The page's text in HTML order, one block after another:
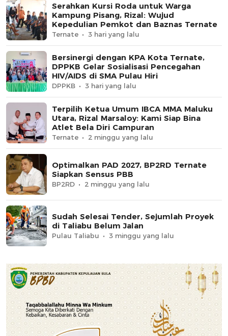
Serahkan Kursi Roda untuk Warga
Kampung Pisang, Rizal: Wujud
Kepedulian Pemkot dan Baznas Ternate
Ternate 3 hari yang lalu
Bersinergi dengan KPA Kota Ternate,
DPPKB Gelar Sosialisasi Pencegahan
HIV/AIDS di SMA Pulau Hiri
DPPKB 3 hari yang lalu
Terpilih Ketua Umum IBCA MMA Maluku
Utara, Rizal Marsaloy: Kami Siap Bina
Atlet Bela Diri Campuran
Ternate 2 minggu yang lalu
Optimalkan PAD 2027, BP2RD Ternate
Siapkan Sensus PBB
BP2RD 2 minggu yang lalu
Sudah Selesai Tender, Sejumlah Proyek
di Taliabu Belum Jalan
Pulau Taliabu 3 minggu yang lalu